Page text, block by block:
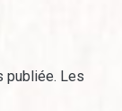
publiée. Les